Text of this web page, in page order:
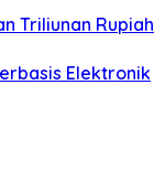
Triliunan Rupiah
Elektronik